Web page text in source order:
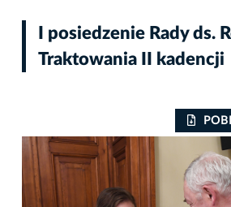
I posiedzenie Rady ds.
Traktowania II kadencji